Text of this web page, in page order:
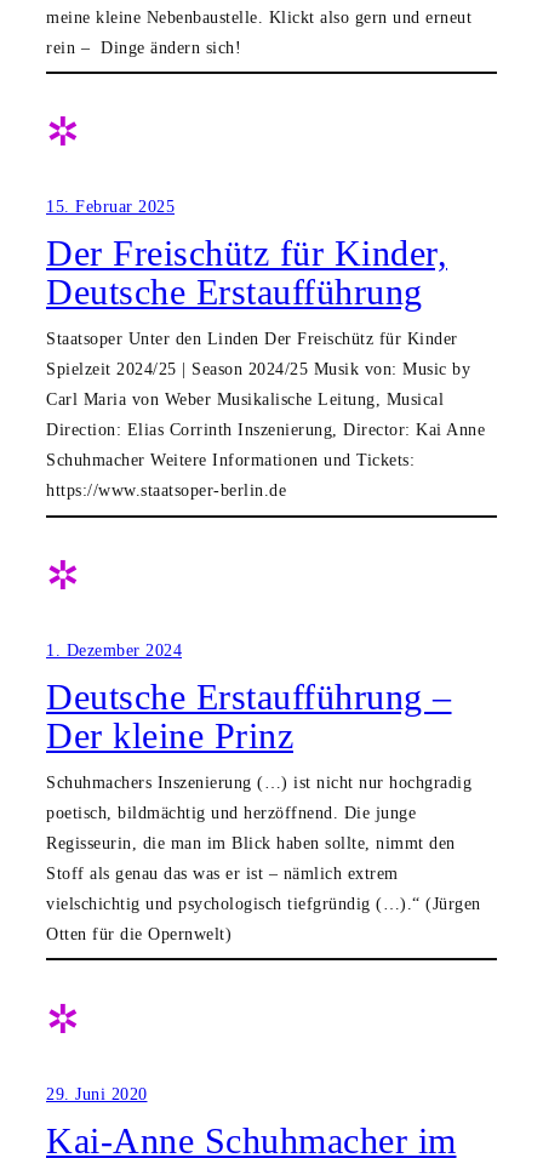
meine kleine Nebenbaustelle. Klickt also gern und erneut
rein – Dinge ändern sich!
✲
15. Februar 2025
Der Freischütz für Kinder,
Deutsche Erstaufführung
Staatsoper Unter den Linden Der Freischütz für Kinder
Spielzeit 2024/25 | Season 2024/25 Musik von: Music by
Carl Maria von Weber Musikalische Leitung, Musical
Direction: Elias Corrinth Inszenierung, Director: Kai Anne
Schuhmacher Weitere Informationen und Tickets:
https://www.staatsoper-berlin.de
✲
1. Dezember 2024
Deutsche Erstaufführung –
Der kleine Prinz
Schuhmachers Inszenierung (…) ist nicht nur hochgradig
poetisch, bildmächtig und herzöffnend. Die junge
Regisseurin, die man im Blick haben sollte, nimmt den
Stoff als genau das was er ist – nämlich extrem
vielschichtig und psychologisch tiefgründig (…).“ (Jürgen
Otten für die Opernwelt)
✲
29. Juni 2020
Kai-Anne Schuhmacher im